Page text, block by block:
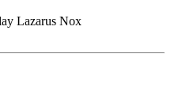
Lazarus Nox